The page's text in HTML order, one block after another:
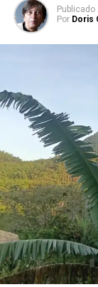
Cargando...
Publicado
Por Doris